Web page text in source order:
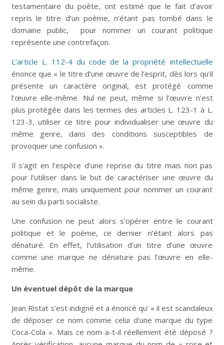
testamentaire du poète, ont estimé que le fait d’avoir
repris le titre d’un poème, n’étant pas tombé dans le
domaine public, pour nommer un courant politique
représente une contrefaçon.
L’article L. 112-4 du code de la propriété intellectuelle
énonce que « le titre d’une œuvre de l’esprit, dès lors qu’il
présente un caractère original, est protégé comme
l’œuvre elle-même. Nul ne peut, même si l’œuvre n’est
plus protégée dans les termes des articles L. 123-1 à L.
123-3, utiliser ce titre pour individualiser une œuvre du
même genre, dans des conditions susceptibles de
provoquer une confusion ».
Il s’agit en l’espèce d’une reprise du titre mais non pas
pour l’utiliser dans le but de caractériser une œuvre du
même genre, mais uniquement pour nommer un courant
au sein du parti socialiste.
Une confusion ne peut alors s’opérer entre le courant
politique et le poème, ce dernier n’étant alors pas
dénaturé. En effet, l’utilisation d’un titre d’une œuvre
comme une marque ne dénature pas l’œuvre en elle-
même.
Un éventuel dépôt de la marque
Jean Ristat s’est indigné et a énoncé qu’ « il est scandaleux
de déposer ce nom comme celui d’une marque du type
Coca-Cola ». Mais ce nom a-t-il réellement été déposé ?